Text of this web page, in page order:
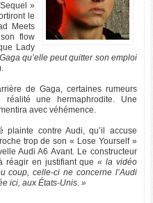
»
le
Meets
flow
Lady
qu’elle peut quitter son emploi
de Gaga, certaines rumeurs
une hermaphrodite. Une
avec véhémence.
plainte contre Audi, qu’il accuse
trop de son « Lose Yourself »
Audi A6 Avant. Le constructeur
réagir en justifiant que« la vidéo
coup, celle-ci ne concerne l’Audi
ici, aux États-Unis. »